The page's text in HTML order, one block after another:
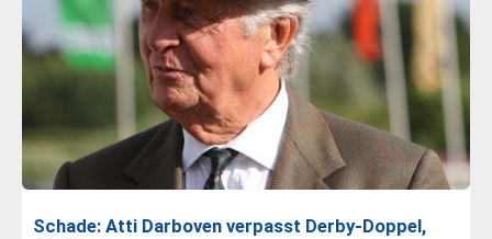
Schade: Atti Darboven verpasst Derby-Doppel,